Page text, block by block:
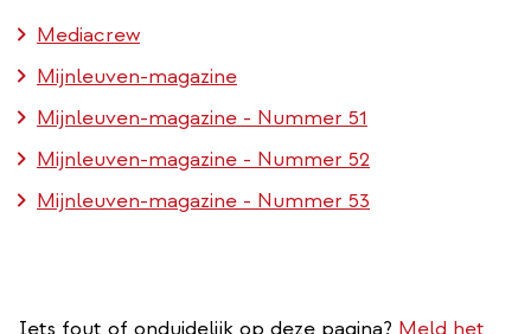
Mediacrew
Mijnleuven-magazine
Mijnleuven-magazine - Nummer 51
Mijnleuven-magazine - Nummer 52
Mijnleuven-magazine - Nummer 53